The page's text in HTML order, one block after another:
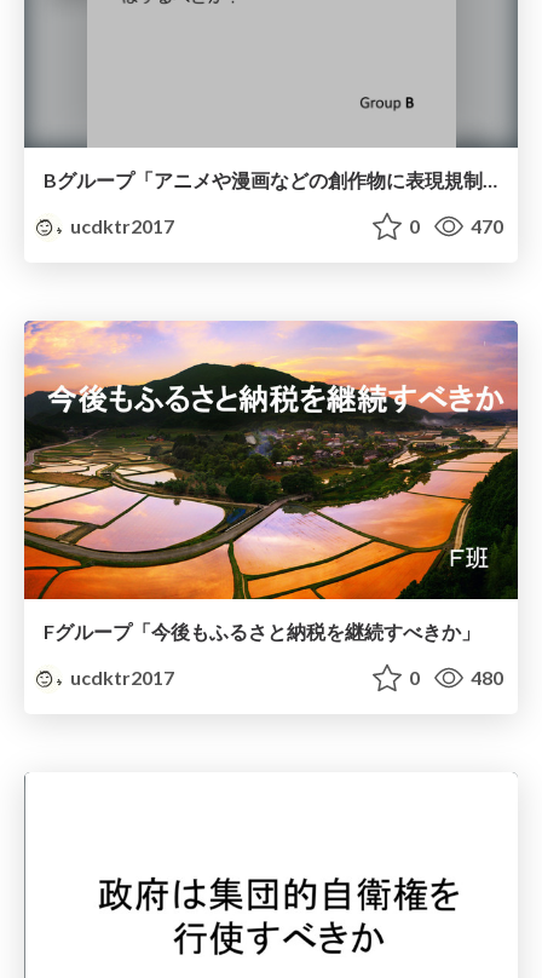
Bグループ「アニメや漫画などの創作物に表現規制はするべきか？」
ucdktr2017
0 470
Fグループ「今後もふるさと納税を継続すべきか」
ucdktr2017
0 480